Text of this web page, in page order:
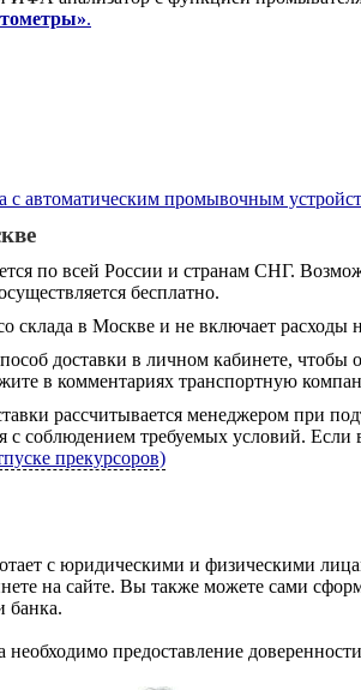
.
с автоматическим промывочным
по всей России и странам СНГ.
бесплатно.
склада в Москве и не включает расходы
доставки в личном кабинете, чтобы
в комментариях транспортную
рассчитывается менеджером при
с соблюдением требуемых условий. Если
прекурсоров)
с юридическими и физическими
на сайте. Вы также можете сами
банка.
необходимо предоставление